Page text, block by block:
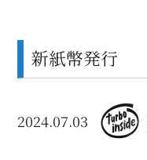
新紙幣発行
2024.07.03